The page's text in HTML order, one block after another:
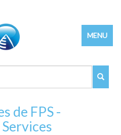
Toggle
navigation
MENU
de FPS -